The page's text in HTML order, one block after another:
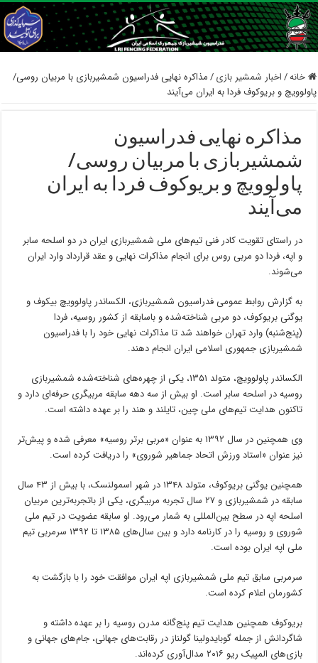
خانه/اخبار شمشیر بازی /مذاکره نهایی فدراسیون شمشیربازی با مربیان روسی/
پاولوویچ و بریوکوف فردا به ایران می‌آیند
مذاکره نهایی فدراسیون
شمشیربازی با مربیان روسی/
پاولوویچ و بریوکوف فردا به ایران
می‌آیند
در راستای تقویت کادر فنی تیم‌های ملی شمشیربازی ایران در دو اسلحه سابر
و اپه، فردا دو مربی روس برای انجام مذاکرات نهایی و عقد قرارداد وارد ایران
می‌شوند.
به گزارش روابط عمومی فدراسیون شمشیربازی، الکساندر پاولوویچ بیکوف و
یوگنی بریوکوف، دو مربی شناخته‌شده و باسابقه از کشور روسیه، فردا
(پنج‌شنبه) وارد تهران خواهند شد تا مذاکرات نهایی خود را با فدراسیون
شمشیربازی جمهوری اسلامی ایران انجام دهند.
الکساندر پاولوویچ، متولد ۱۳۵۱، یکی از چهره‌های شناخته‌شده شمشیربازی
روسیه در اسلحه سابر است. او بیش از سه دهه سابقه مربیگری حرفه‌ای دارد و
تاکنون هدایت تیم‌های ملی چین، تایلند و هند را بر عهده داشته است.
وی همچنین در سال ۱۳۹۲ به عنوان «مربی برتر روسیه» معرفی شده و پیش‌تر
نیز عنوان «استاد ورزش اتحاد جماهیر شوروی» را دریافت کرده است.
همچنین یوگنی بریوکوف، متولد ۱۳۴۸ در شهر اسمولنسک، با بیش از ۴۳ سال
سابقه در شمشیربازی و ۲۷ سال تجربه مربیگری، یکی از باتجربه‌ترین مربیان
اسلحه اپه در سطح بین‌المللی به شمار می‌رود. او سابقه عضویت در تیم ملی
شوروی و روسیه را در کارنامه دارد و بین سال‌های ۱۳۸۵ تا ۱۳۹۲ سرمربی تیم
ملی اپه ایران بوده است.
سرمربی سابق تیم ملی شمشیربازی اپه ایران موافقت خود را با بازگشت به
کشورمان اعلام کرده است.
بریوکوف همچنین هدایت تیم پنج‌گانه مدرن روسیه را بر عهده داشته و
شاگردانش از جمله گوبایدولینا گولناز در رقابت‌های جهانی، جام‌های جهانی و
بازی‌های المپیک ریو ۲۰۱۶ مدال‌آوری کرده‌اند.